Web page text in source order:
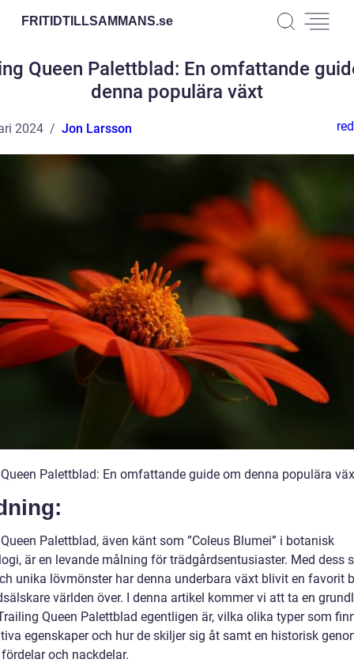
FRITIDTILLSAMMANS.se
Queen Palettblad: En omfattande
denna populära växt
2024 Jon Larsson
Palettblad: En omfattande guide om denna populära
Palettblad, även känt som ”Coleus Blumei” i botanisk
är en levande målning för trädgårdsentusiaster. Med dess
unika lövmönster har denna underbara växt blivit en favorit
världen över. I denna artikel kommer vi att ta en
Queen Palettblad egentligen är, vilka olika typer som
egenskaper och hur de skiljer sig åt samt en historisk
och nackdelar.